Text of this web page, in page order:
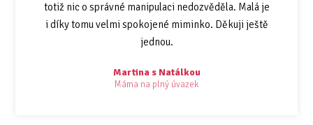
totiž nic o správné manipulaci nedozvěděla. Malá je
i díky tomu velmi spokojené miminko. Děkuji ještě
jednou.
Martina s Natálkou
Máma na plný úvazek